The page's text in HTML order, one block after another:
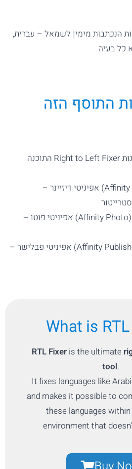
הנכתבות מימין לשמאל – עברית,
התוסף הזה
התוכנה Right to Left Fixer נבדקה בכל תוכנות Affinity /
– אפיניטי דיזיינר (Affinity Designer) – התחליף של
– אפיניטי פוטו (Affinity Photo) – התחליף של פוטושופ /
– אפיניטי פבלישר (Affinity Publisher) – התחליף של Adobe
What is
RTL Fixer is the ultimate
tool.
It fixes languages like
and makes it possible to
these languages
environment that